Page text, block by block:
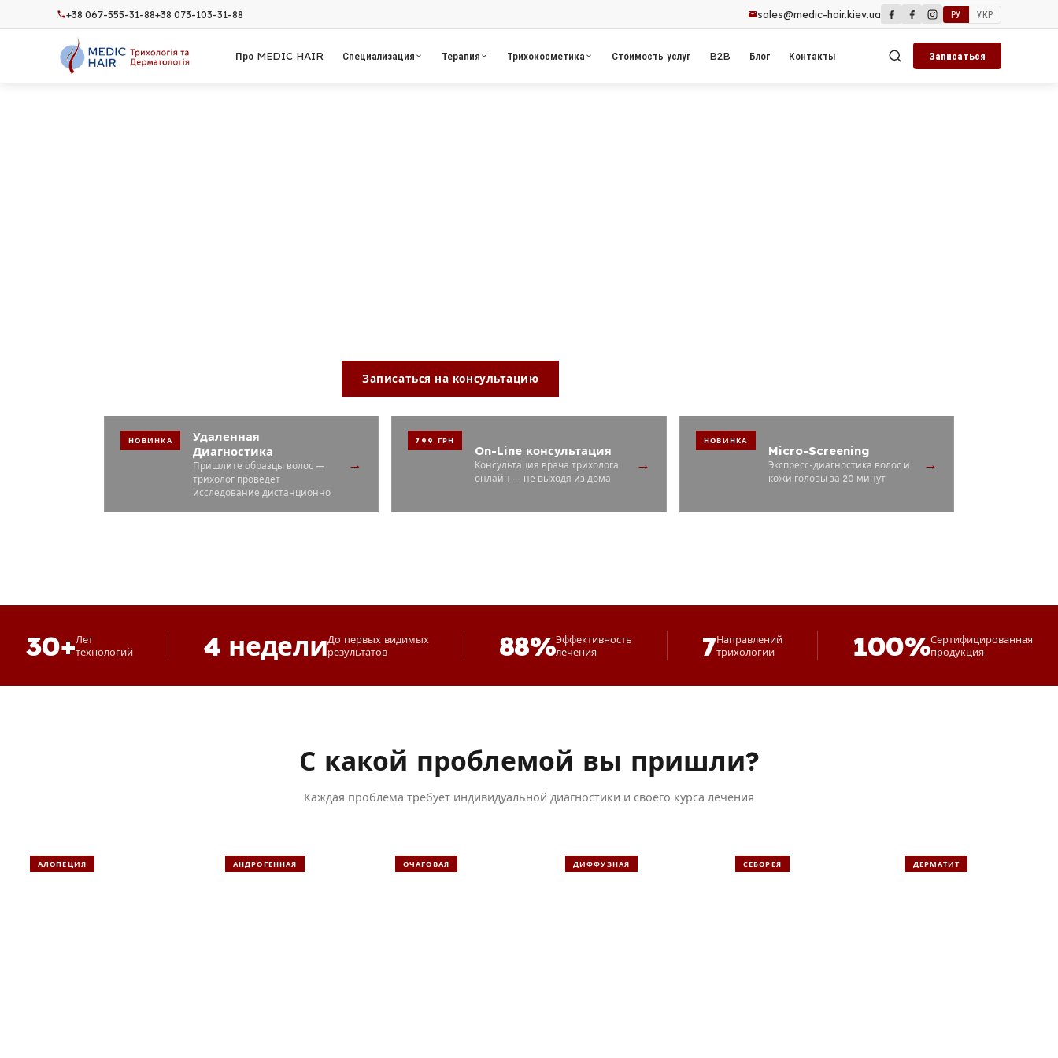
+38 067-555-31-88+38 073-103-31-88 sales@medic-hair.kiev.ua РУ УКР
Про MEDIC HAIR Специализация Терапия Трихокосметика Стоимость услуг B2B Блог Контакты Записаться
Записаться на консультацию
НОВИНКА
Удаленная
Диагностика
Пришлите образцы волос —
трихолог проведет
исследование дистанционно
→
799 ГРН
On-Line консультация
Консультация врача трихолога
онлайн — не выходя из дома
→
НОВИНКА
Micro-Screening
Экспресс-диагностика волос и
кожи головы за 20 минут
→
30+Лет
технологий
4 неделиДо первых видимых
результатов
88%Эффективность
лечения
7Направлений
трихологии
100%Сертифицированная
продукция
С какой проблемой вы пришли?
Каждая проблема требует индивидуальной диагностики и своего курса лечения
АЛОПЕЦИЯ АНДРОГЕННАЯ ОЧАГОВАЯ ДИФФУЗНАЯ СЕБОРЕЯ ДЕРМАТИТ